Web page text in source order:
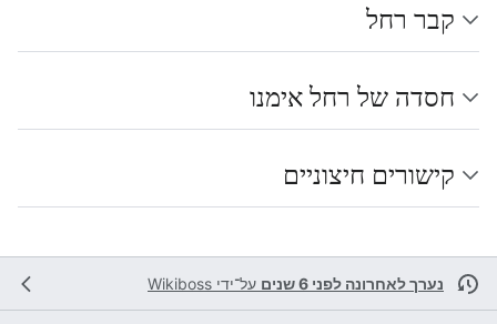
קבר רחל
חסדה של רחל אימנו
קישורים חיצוניים
נערך לאחרונה לפני 6 שנים על־ידי Wikiboss